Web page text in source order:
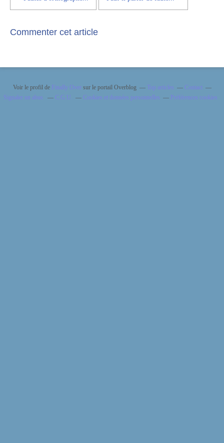
Commenter cet article
Voir le profil de Finally Oversur le portail Overblog Top articles
Contact
Signaler un abus
C.G.U. Cookies et données personnelles Préférences cookies